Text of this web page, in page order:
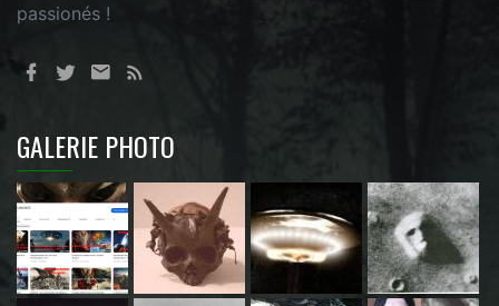
passionés !
GALERIE PHOTO